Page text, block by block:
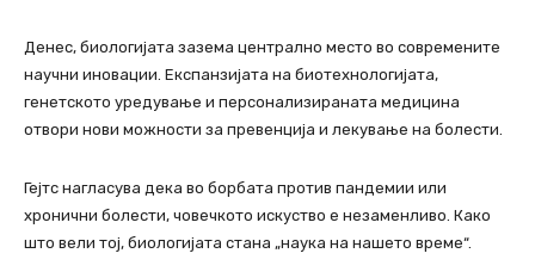
Денес, биологијата зазема централно место во современите
научни иновации. Експанзијата на биотехнологијата,
генетското уредување и персонализираната медицина
отвори нови можности за превенција и лекување на болести.
Гејтс нагласува дека во борбата против пандемии или
хронични болести, човечкото искуство е незаменливо. Како
што вели тој, биологијата стана „наука на нашето време“.